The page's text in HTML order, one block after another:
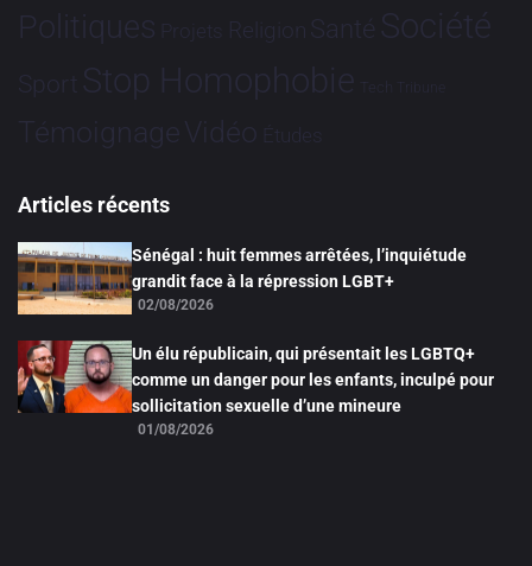
Politiques Projets Religion Santé Société
Sport Stop Homophobie Tech Tribune
TémoignageVidéo Études
Articles récents
Sénégal : huit femmes arrêtées, l’inquiétude
grandit face à la répression LGBT+
02/08/2026
Un élu républicain, qui présentait les LGBTQ+
comme un danger pour les enfants, inculpé pour
sollicitation sexuelle d’une mineure
01/08/2026